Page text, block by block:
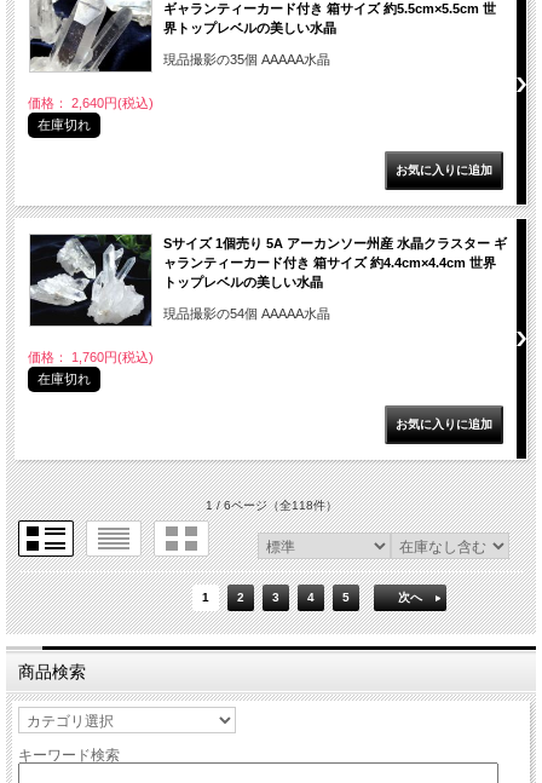
ギャランティーカード付き 箱サイズ 約5.5cm×5.5cm 世
界トップレベルの美しい水晶
現品撮影の35個 AAAAA水晶
価格： 2,640円(税込)
在庫切れ
Sサイズ 1個売り 5A アーカンソー州産 水晶クラスター ギ
ャランティーカード付き 箱サイズ 約4.4cm×4.4cm 世界
トップレベルの美しい水晶
現品撮影の54個 AAAAA水晶
価格： 1,760円(税込)
在庫切れ
1 / 6ページ（全118件）
1 2 3 4 5 次へ
商品検索
キーワード検索